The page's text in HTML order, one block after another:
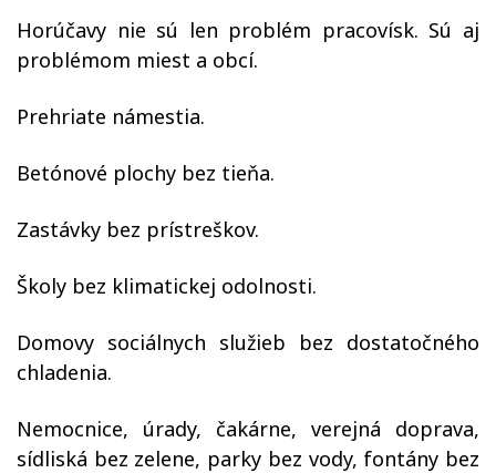
Horúčavy nie sú len problém pracovísk. Sú aj
problémom miest a obcí.
Prehriate námestia.
Betónové plochy bez tieňa.
Zastávky bez prístreškov.
Školy bez klimatickej odolnosti.
Domovy sociálnych služieb bez dostatočného
chladenia.
Nemocnice, úrady, čakárne, verejná doprava,
sídliská bez zelene, parky bez vody, fontány bez